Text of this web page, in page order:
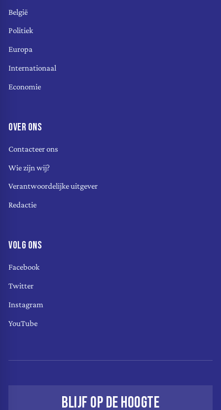
België
Politiek
Europa
Internationaal
Economie
OVER ONS
Contacteer ons
Wie zijn wij?
Verantwoordelijke uitgever
Redactie
VOLG ONS
Facebook
Twitter
Instagram
YouTube
BLIJF OP DE HOOGTE